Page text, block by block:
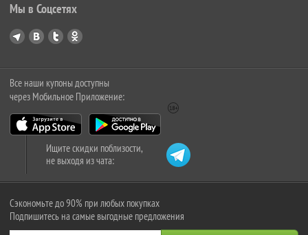
Мы в Соцсетях
Все наши купоны доступны
через Мобильное Приложение:
Ищите скидки поблизости,
не выходя из чата:
Сэкономьте до 90% при любых покупках
Подпишитесь на самые выгодные предложения